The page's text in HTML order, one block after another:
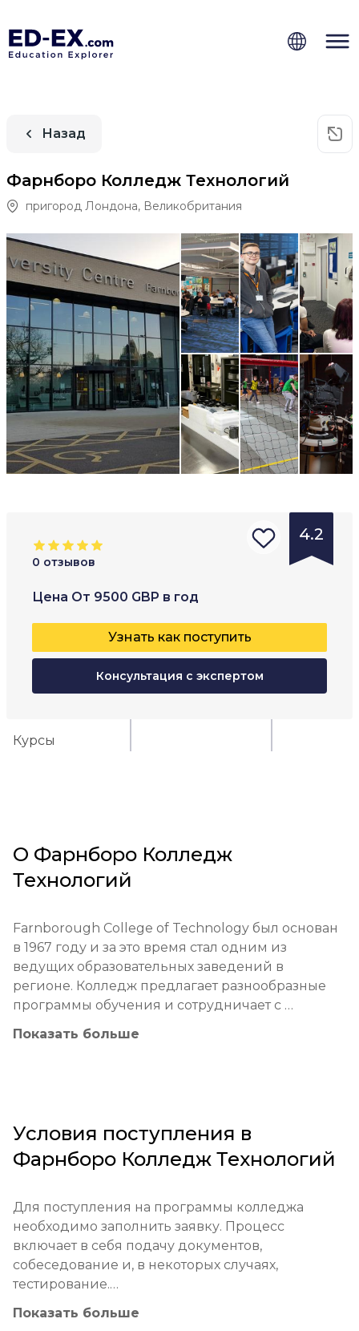
Назад
Фарнборо Колледж Технологий
пригород Лондона, Великобритания
4.2
0 отзывов
Цена От 9500 GBP в год
Узнать как поступить
Консультация с экспертом
Тип
одный
Курсы
Возраст
16+
Очная
О Фарнборо Колледж
Технологий
Farnborough College of Technology был основан
в 1967 году и за это время стал одним из
ведущих образовательных заведений в
регионе. Колледж предлагает разнообразные
программы обучения и сотрудничает с
проектное обучение и использование
технологий.
значительный вклад в образовательную
систему региона, обеспечивая
высококачественное образование и подготовку
квалифицированных специалистов для рынка
труда.
Показать больше
Условия поступления в
Фарнборо Колледж Технологий
Для поступления на программы колледжа
необходимо заполнить заявку. Процесс
включает в себя подачу документов,
собеседование и, в некоторых случаях,
тестирование.
Обязательные экзамены: [GCSE, IELTS для
Показать больше